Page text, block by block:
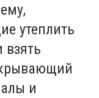
утеплить
и